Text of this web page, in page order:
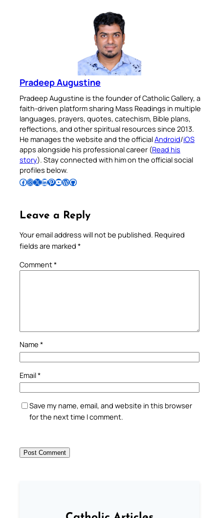
Pradeep Augustine
Pradeep Augustine is the founder of Catholic Gallery, a
faith-driven platform sharing Mass Readings in multiple
languages, prayers, quotes, catechism, Bible plans,
reflections, and other spiritual resources since 2013.
He manages the website and the officialAndroid/iOS
apps alongside his professional career (Read his
story). Stay connected with him on the official social
profiles below.
Follow Pradeep on Facebook Follow Pradeep on InstagramFollow Pradeep on X Follow Pradeep on LinkedIn Follow Pradeep on Pinterest Subscribe to Pradeep’s Youtube Channel Follow Pradeep on WordPress Follow Pradeep on GitHub
Leave a Reply
Your email address will not be published. Required
fields are marked *
Comment*
Name *
Email*
Save my name, email, and website in this browser
for the next time I comment.